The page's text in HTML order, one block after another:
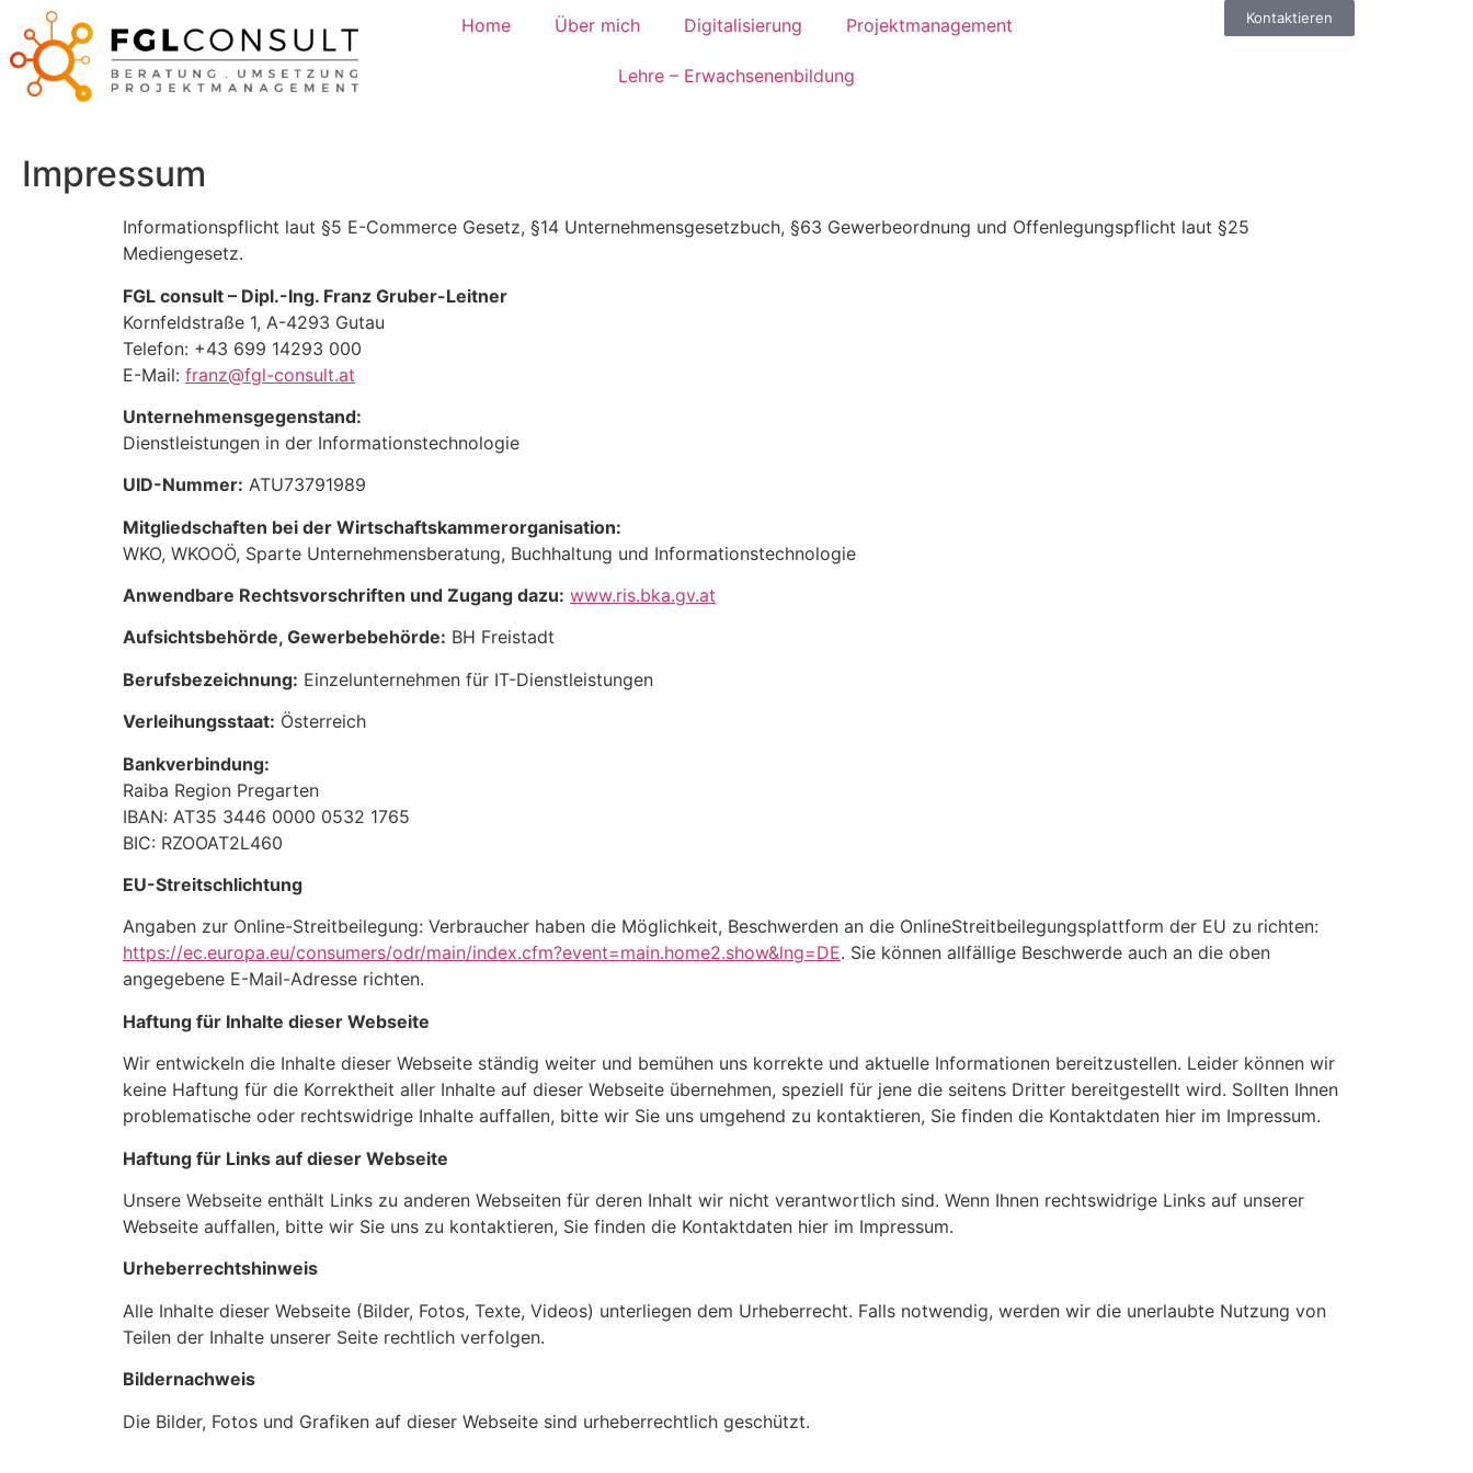
Home Über mich Digitalisierung Projektmanagement
Lehre – Erwachsenenbildung
Kontaktieren
Impressum
Informationspflicht laut §5 E-Commerce Gesetz, §14 Unternehmensgesetzbuch, §63 Gewerbeordnung und Offenlegungspflicht laut §25
Mediengesetz.
FGL consult – Dipl.-Ing. Franz Gruber-Leitner
Kornfeldstraße 1, A-4293 Gutau
Telefon: +43 699 14293 000
E-Mail: franz@fgl-consult.at
Unternehmensgegenstand:
Dienstleistungen in der Informationstechnologie
UID-Nummer: ATU73791989
Mitgliedschaften bei der Wirtschaftskammerorganisation:
WKO, WKOOÖ, Sparte Unternehmensberatung, Buchhaltung und Informationstechnologie
Anwendbare Rechtsvorschriften und Zugang dazu: www.ris.bka.gv.at
Aufsichtsbehörde, Gewerbebehörde: BH Freistadt
Berufsbezeichnung: Einzelunternehmen für IT-Dienstleistungen
Verleihungsstaat: Österreich
Bankverbindung:
Raiba Region Pregarten
IBAN: AT35 3446 0000 0532 1765
BIC: RZOOAT2L460
EU-Streitschlichtung
Angaben zur Online-Streitbeilegung: Verbraucher haben die Möglichkeit, Beschwerden an die OnlineStreitbeilegungsplattform der EU zu richten:
https://ec.europa.eu/consumers/odr/main/index.cfm?event=main.home2.show&lng=DE. Sie können allfällige Beschwerde auch an die oben
angegebene E-Mail-Adresse richten.
Haftung für Inhalte dieser Webseite
Wir entwickeln die Inhalte dieser Webseite ständig weiter und bemühen uns korrekte und aktuelle Informationen bereitzustellen. Leider können wir
keine Haftung für die Korrektheit aller Inhalte auf dieser Webseite übernehmen, speziell für jene die seitens Dritter bereitgestellt wird. Sollten Ihnen
problematische oder rechtswidrige Inhalte auffallen, bitte wir Sie uns umgehend zu kontaktieren, Sie finden die Kontaktdaten hier im Impressum.
Haftung für Links auf dieser Webseite
Unsere Webseite enthält Links zu anderen Webseiten für deren Inhalt wir nicht verantwortlich sind. Wenn Ihnen rechtswidrige Links auf unserer
Webseite auffallen, bitte wir Sie uns zu kontaktieren, Sie finden die Kontaktdaten hier im Impressum.
Urheberrechtshinweis
Alle Inhalte dieser Webseite (Bilder, Fotos, Texte, Videos) unterliegen dem Urheberrecht. Falls notwendig, werden wir die unerlaubte Nutzung von
Teilen der Inhalte unserer Seite rechtlich verfolgen.
Bildernachweis
Die Bilder, Fotos und Grafiken auf dieser Webseite sind urheberrechtlich geschützt.